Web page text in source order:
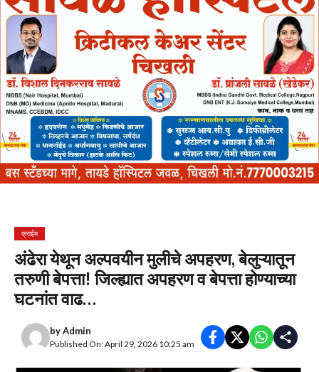
क्राईम
अंढेरा येथून अल्पवयीन मुलीचे अपहरण, बेलुऱ्यातून
तरुणी बेपत्ता! जिल्ह्यात अपहरण व बेपत्ता होण्याच्या
घटनांत वाढ…
byAdmin
Published On: April 29, 2026 10:25 am